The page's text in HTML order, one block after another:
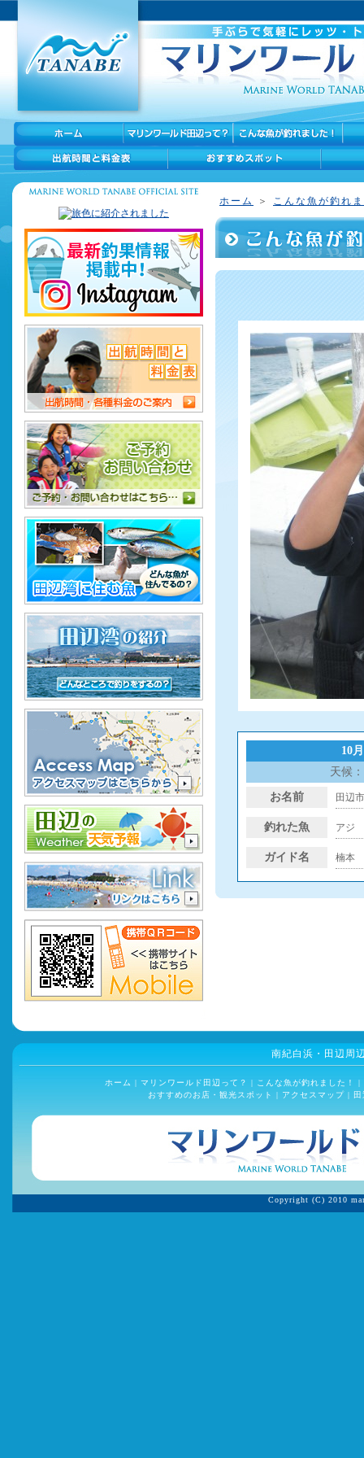
ホーム ＞ こんな魚が釣れ
10
天候
お名前 田辺
釣れた魚 アジ
ガイド名 楠本
南紀白浜・田辺周
ホーム | マリンワールド田辺って？ | こんな魚が釣れました！
|
おすすめのお店・観光スポット
| アクセスマップ |
Copyright (C) 2010